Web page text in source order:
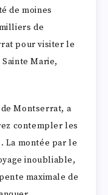
de moines
de
pour visiter le
Marie,
Montserrat, a
contempler les
La montée par le
inoubliable,
maximale de